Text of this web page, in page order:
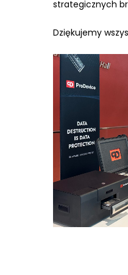
strategicznych
Dziękujemy